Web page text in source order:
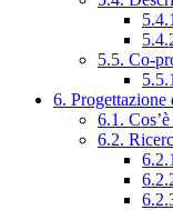
5.5. Co-
6. Progettazione
6.1.
6.2.